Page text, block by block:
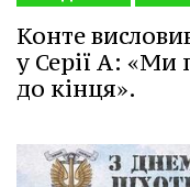
Конте
у Серії А: «Ми
до кінця».